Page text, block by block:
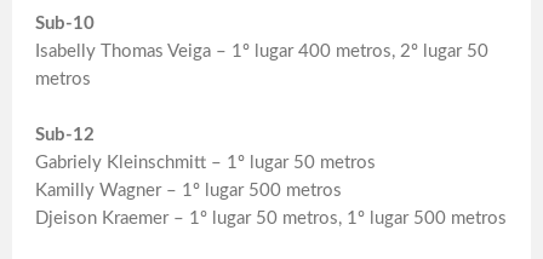
Sub-10
Isabelly Thomas Veiga – 1º lugar 400 metros, 2º lugar 50
metros
Sub-12
Gabriely Kleinschmitt – 1º lugar 50 metros
Kamilly Wagner – 1º lugar 500 metros
Djeison Kraemer – 1º lugar 50 metros, 1º lugar 500 metros